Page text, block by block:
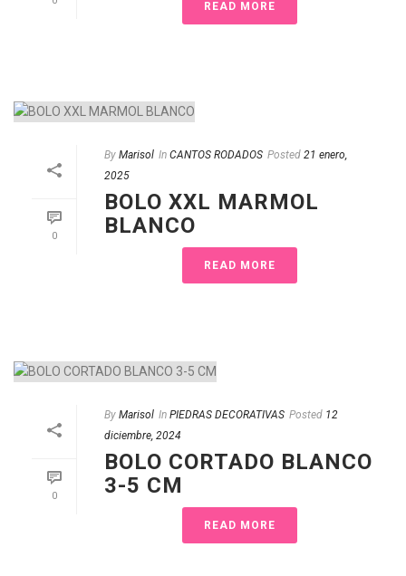
READ MORE
0
By Marisol In CANTOS RODADOS Posted 21 enero,
2025
BOLO XXL MARMOL
BLANCO
READ MORE
0
By Marisol In PIEDRAS DECORATIVAS Posted 12
diciembre, 2024
BOLO CORTADO BLANCO
3-5 CM
READ MORE